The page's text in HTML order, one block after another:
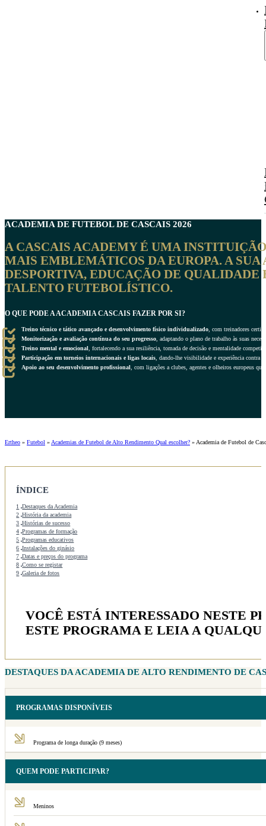
ACADEMIA DE FUTEBOL DE CASCAIS 2026
A CASCAIS ACADEMY É UMA
MAIS EMBLEMÁTICOS DA EUROPA. A
DESPORTIVA, EDUCAÇÃO DE
TALENTO FUTEBOLÍSTICO.
O QUE PODE A ACADEMIA CASCAIS FAZER POR SI?
Treino técnico e tático avançado e desenvolvimento físico individualizado , com treinadores
Monitorização e avaliação contínua do seu progresso , adaptando o plano de trabalho às suas
Treino mental e emocional , fortalecendo a sua resiliência, tomada de decisão e mentalidade
Participação em torneios internacionais e ligas locais , dando-lhe visibilidade e experiência contra
Apoio ao seu desenvolvimento profissional , com ligações a clubes, agentes e olheiros europeus
Ertheo » Futebol » Academias de Futebol de Alto Rendimento Qual escolher? » Academia de Futebol de
ÍNDICE
1
Destaques da Academia
2 História da academia
3 Histórias de sucesso
4 Programas de formação
5 Programas educativos
6 Instalações do ginásio
7 Datas e preços do programa
8 Como se registar
9 Galeria de fotos
VOCÊ ESTÁ INTERESSADO NESTE
ESTE PROGRAMA E LEIA A
DESTAQUES DA ACADEMIA DE ALTO RENDIMENTO DE
PROGRAMAS DISPONÍVEIS
Programa de longa duração (9 meses)
QUEM PODE PARTICIPAR?
Meninos